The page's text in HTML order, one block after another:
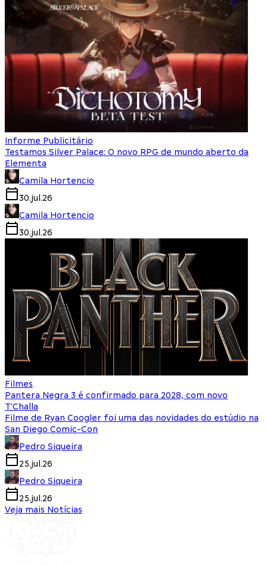
Informe Publicitário
Testamos Silver Palace: O novo RPG de mundo aberto da
Elementa
Camila Hortencio
30.jul.26
Camila Hortencio
30.jul.26
Filmes
Pantera Negra 3 é confirmado para 2028, com novo
T'Challa
Filme de Ryan Coogler foi uma das novidades do estúdio na
San Diego Comic-Con
Pedro Siqueira
25.jul.26
Pedro Siqueira
25.jul.26
Veja mais Notícias